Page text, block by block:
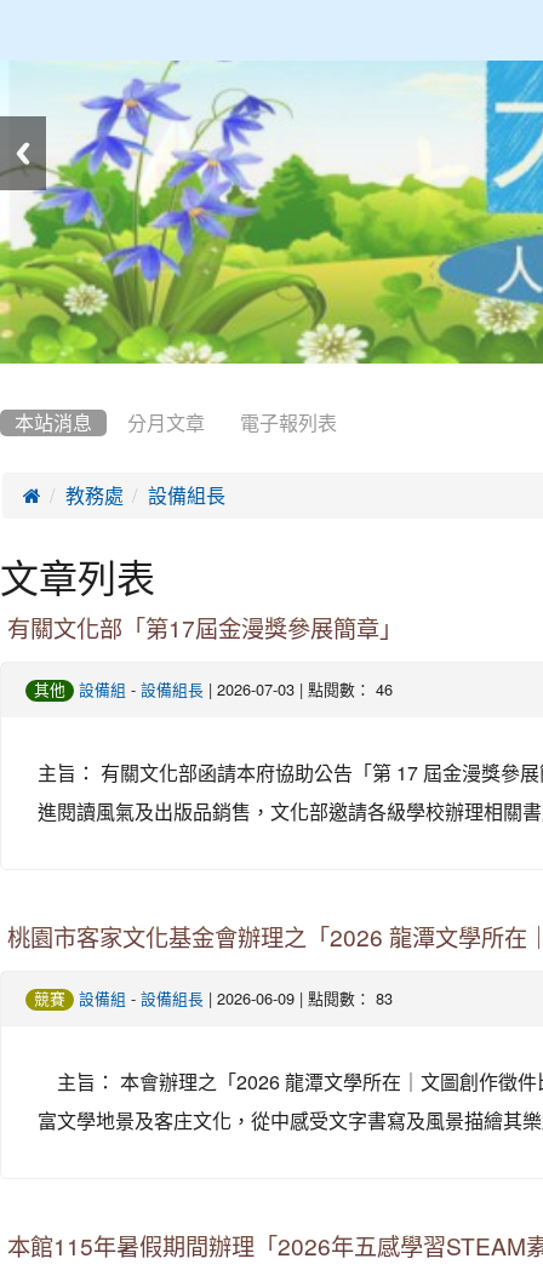
本站消息 分月文章 電子報列表
 教務處 設備組長
文章列表
有關文化部「第17屆金漫獎參展簡章」
其他 設備組 - 設備組長 | 2026-07-03 | 點閱數： 46
主旨： 有關文化部函請本府協助公告「第 17 屆金漫獎參
進閱讀風氣及出版品銷售，文化部邀請各級學校辦理相關
桃園市客家文化基金會辦理之「2026 龍潭文學所在
競賽 設備組 - 設備組長 | 2026-06-09 | 點閱數： 83
主旨： 本會辦理之「2026 龍潭文學所在｜文圖創作徵
富文學地景及客庄文化，從中感受文字書寫及風景描繪其
本館115年暑假期間辦理「2026年五感學習STEAM